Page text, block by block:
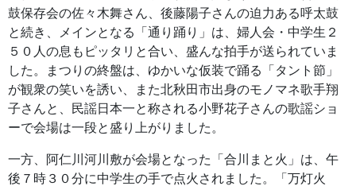
鼓保存会の佐々木舞さん、後藤陽子さんの迫力ある呼太鼓
と続き、メインとなる「通り踊り」は、婦人会・中学生２
５０人の息もピッタリと合い、盛んな拍手が送られていま
した。まつりの終盤は、ゆかいな仮装で踊る「タント節」
が観衆の笑いを誘い、また北秋田市出身のモノマネ歌手翔
子さんと、民謡日本一と称される小野花子さんの歌謡ショ
ーで会場は一段と盛り上がりました。
一方、阿仁川河川敷が会場となった「合川まと火」は、午
後７時３０分に中学生の手で点火されました。「万灯火